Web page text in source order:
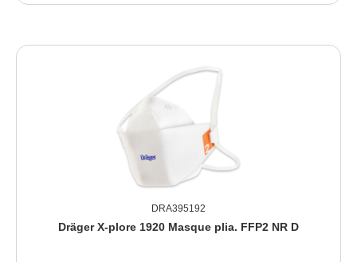
DRA395192
Dräger X-plore 1920 Masque plia. FFP2 NR D